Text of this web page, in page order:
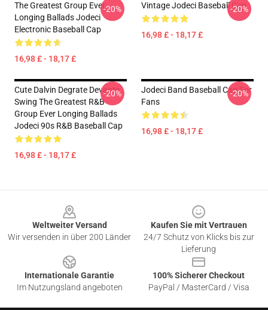
The Greatest Group Ever
Longing Ballads Jodeci
Electronic Baseball Cap
16,98 £ - 18,17 £
-20% Vintage Jodeci Baseball Cap
16,98 £ - 18,17 £
-20%
Cute Dalvin Degrate Devante
Swing The Greatest R&B
Group Ever Longing Ballads
Jodeci 90s R&B Baseball Cap
16,98 £ - 18,17 £
-20%
Jodeci Band Baseball Cap For
Fans
16,98 £ - 18,17 £
-20%
Weltweiter Versand
Wir versenden in über 200 Länder
Kaufen Sie mit Vertrauen
24/7 Schutz von Klicks bis zur
Lieferung
Internationale Garantie
Im Nutzungsland angeboten
100% Sicherer Checkout
PayPal / MasterCard / Visa